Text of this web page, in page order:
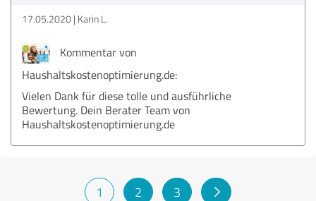
17.05.2020 Karin L.
Kommentar von
Haushaltskostenoptimierung.de:
Vielen Dank für diese tolle und ausführliche
Bewertung. Dein Berater Team von
Haushaltskostenoptimierung.de
1 2 3